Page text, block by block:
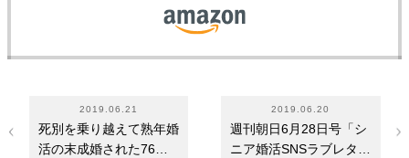
2019.06.21
死別を乗り越えて熟年婚
活の末成婚された76歳
2019.06.20
週刊朝日6月28日号「シ
ニア婚活SNSラブレター